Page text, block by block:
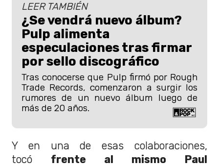
LEER TAMBIÉN
¿Se vendrá nuevo álbum?
Pulp alimenta
especulaciones tras firmar
por sello discográfico
Tras conocerse que Pulp firmó por Rough
Trade Records, comenzaron a surgir los
rumores de un nuevo álbum luego de
más de 20 años.
Y en una de esas colaboraciones,
tocó frente al mismo Paul